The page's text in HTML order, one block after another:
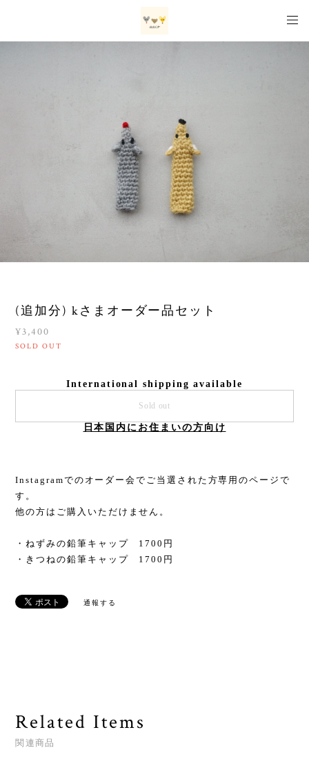
(追加分) kさまオーダー品セット
¥3,400
SOLD OUT
International shipping available
Sold out
日本国内にお住まいの方向け
Instagramでのオーダー会でご当選された方専用のページで
す。
他の方はご購入いただけません。
・ねずみの鉛筆キャップ 1700円
・きつねの鉛筆キャップ 1700円
通報する
Related Items
関連商品